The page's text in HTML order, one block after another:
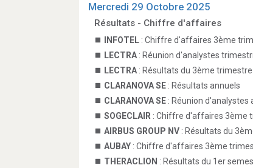
Mercredi 29 Octobre 2025
Résultats - Chiffre d'affaires
INFOTEL : Chiffre d'affaires 3ème
LECTRA : Réunion d'analystes
LECTRA : Résultats du 3ème trimestre
CLARANOVA SE : Résultats annuels
CLARANOVA SE : Réunion d'analystes
SOGECLAIR : Chiffre d'affaires 3ème
AIRBUS GROUP NV : Résultats du
AUBAY : Chiffre d'affaires 3ème
THERACLION : Résultats du 1er